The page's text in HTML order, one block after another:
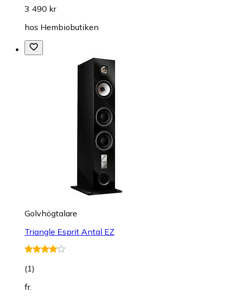
3 490 kr
hos Hembiobutiken
Golvhögtalare
Triangle Esprit Antal EZ
(1)
fr.